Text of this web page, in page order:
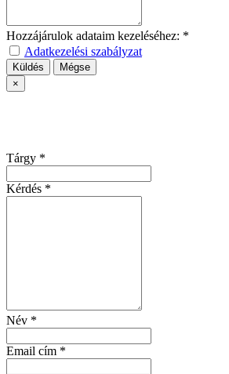
Hozzájárulok adataim kezeléséhez: *
Adatkezelési szabályzat
Küldés
Mégse
×
Tárgy *
Kérdés *
Név *
Email cím *